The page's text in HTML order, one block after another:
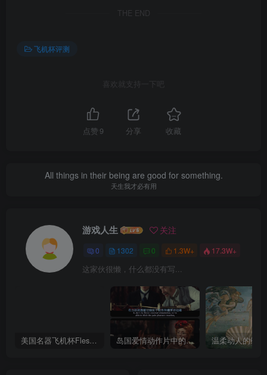
THE END
飞机杯评测
喜欢就支持一下吧
点赞 9 分享 收藏
All things in their being are good for something.
天生我才必有用
游戏人生 关注
0 1302 0 1.3W+ 17.3W+
这家伙很懒，什么都没有写...
美国名器飞机杯Fleshlight 【Quickshot-Vantage 双头飞机杯】完全评测 岛国爱情动作片中的AV棒到底有多猛？成人用品震动棒的发展史！